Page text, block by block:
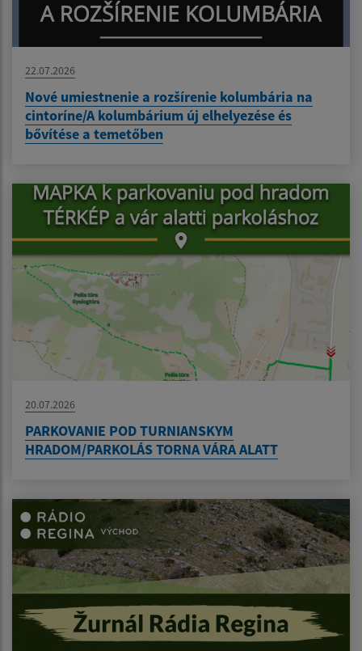
22.07.2026
Nové umiestnenie a rozšírenie kolumbária na
cintoríne/A kolumbárium új elhelyezése és
bővítése a temetőben
20.07.2026
PARKOVANIE POD TURNIANSKYM
HRADOM/PARKOLÁS TORNA VÁRA ALATT